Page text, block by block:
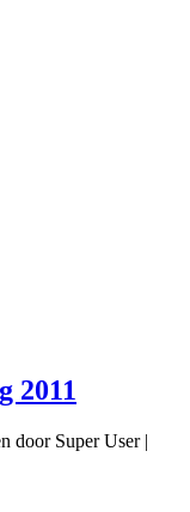
2011
door Super User|